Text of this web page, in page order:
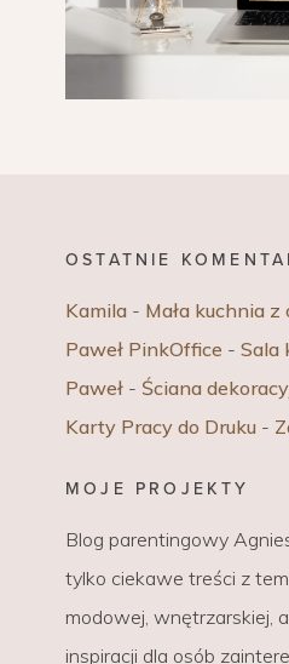
OSTATNIE
Kamila - Mała kuchnia
Paweł PinkOffice - Sala
Paweł - Ściana
Karty Pracy do Druku -
MOJE PROJEKTY
Blog parentingowy
tylko ciekawe treści z
modowej, wnętrzarskiej,
inspiracji dla osób